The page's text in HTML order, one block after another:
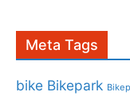
Meta Tags
bike Bikepark